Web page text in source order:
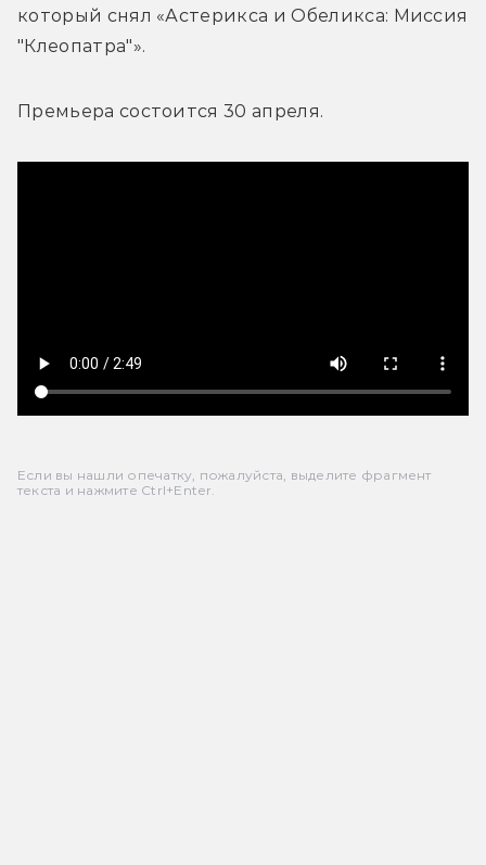
который снял «Астерикса и Обеликса: Миссия
"Клеопатра"».
Премьера состоится 30 апреля.
Если вы нашли опечатку, пожалуйста, выделите фрагмент
текста и нажмите Ctrl+Enter.